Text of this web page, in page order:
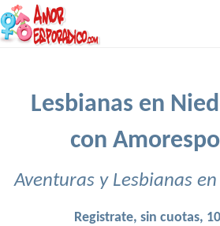
Lesbianas en
con
Aventuras y Lesbianas
Registrate, sin cuotas,